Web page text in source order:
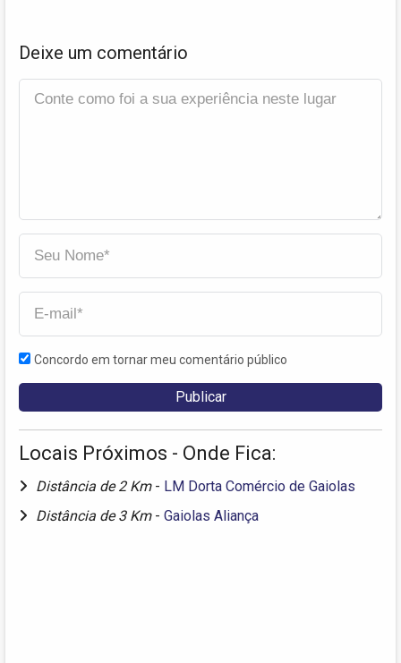
Deixe um comentário
Concordo em tornar meu comentário público
Locais Próximos - Onde Fica:
Distância de 2 Km - LM Dorta Comércio de Gaiolas
Distância de 3 Km - Gaiolas Aliança